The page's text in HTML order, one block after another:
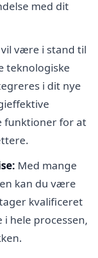
med dit
vil være i stand til
teknologiske
i dit nye
funktioner for at
Med mange
kan du være
kvalificeret
hele processen,